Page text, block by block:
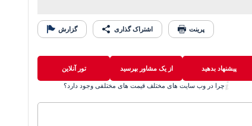
پرینت اشتراک گذاری گزارش
پیشنهاد بدهید از یک مشاور بپرسید
تور آنلاین
چرا در وب سایت های مختلف قیمت های مختلفی وجود دارد؟